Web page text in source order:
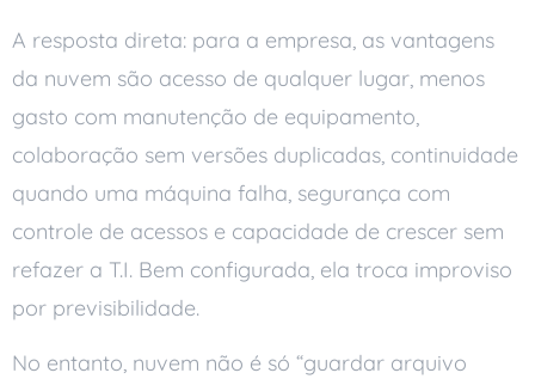
A resposta direta: para a empresa, as vantagens
da nuvem são acesso de qualquer lugar, menos
gasto com manutenção de equipamento,
colaboração sem versões duplicadas, continuidade
quando uma máquina falha, segurança com
controle de acessos e capacidade de crescer sem
refazer a T.I. Bem configurada, ela troca improviso
por previsibilidade.
No entanto, nuvem não é só “guardar arquivo